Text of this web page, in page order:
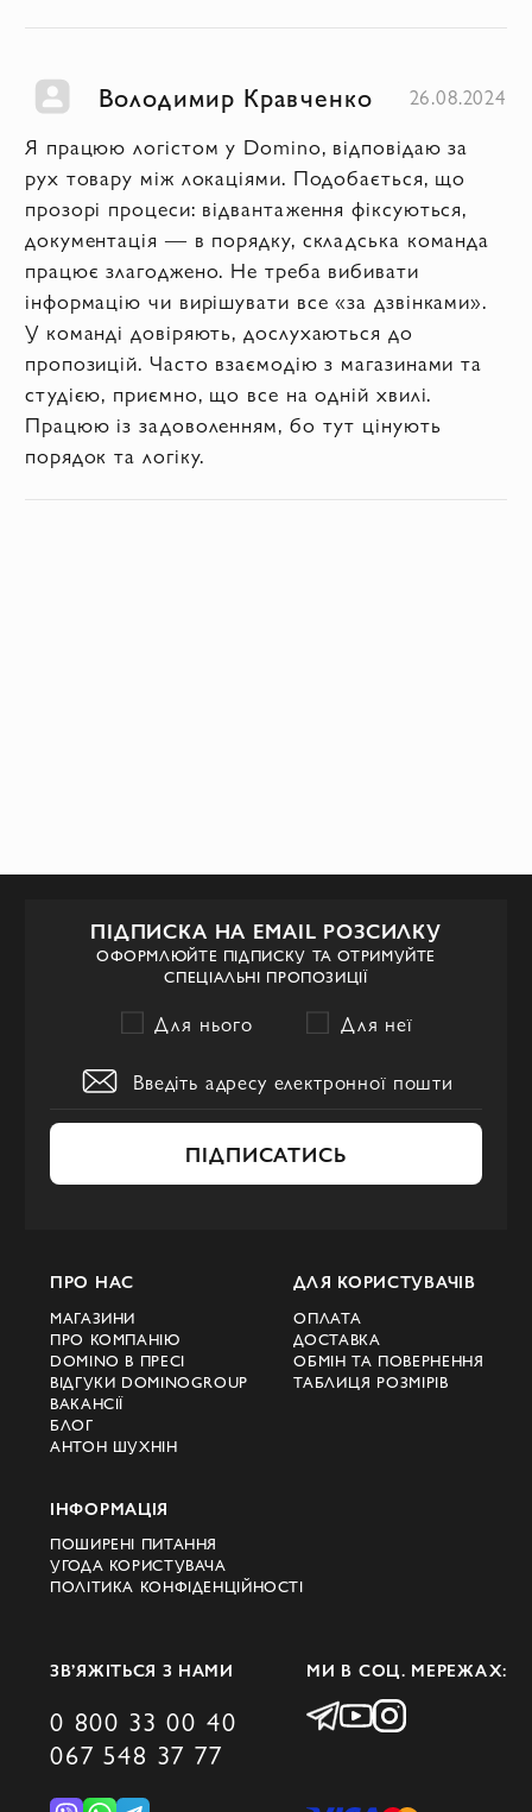
Володимир Кравченко 26.08.2024
Я працюю логістом у Domino, відповідаю за
рух товару між локаціями. Подобається, що
прозорі процеси: відвантаження фіксуються,
документація — в порядку, складська команда
працює злагоджено. Не треба вибивати
інформацію чи вирішувати все «за дзвінками».
У команді довіряють, дослухаються до
пропозицій. Часто взаємодію з магазинами та
студією, приємно, що все на одній хвилі.
Працюю із задоволенням, бо тут цінують
порядок та логіку.
ПІДПИСКА НА EMAIL РОЗСИЛКУ
ОФОРМЛЮЙТЕ ПІДПИСКУ ТА ОТРИМУЙТЕ
СПЕЦІАЛЬНІ ПРОПОЗИЦІЇ
Для нього Для неї
ПІДПИСАТИСЬ
ПРО НАС
МАГАЗИНИ
ПРО КОМПАНІЮ
DOMINO В ПРЕСІ
ВІДГУКИ DOMINOGROUP
ВАКАНСІЇ
БЛОГ
АНТОН ШУХНІН
ДЛЯ КОРИСТУВАЧІВ
ОПЛАТА
ДОСТАВКА
ОБМІН ТА ПОВЕРНЕННЯ
ТАБЛИЦЯ РОЗМІРІВ
ІНФОРМАЦІЯ
ПОШИРЕНІ ПИТАННЯ
УГОДА КОРИСТУВАЧА
ПОЛІТИКА КОНФІДЕНЦІЙНОСТІ
ЗВ’ЯЖІТЬСЯ З НАМИ
0 800 33 00 40
067 548 37 77
МИ В СОЦ. МЕРЕЖАХ: